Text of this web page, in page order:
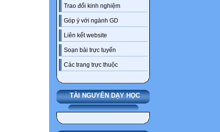
Trao đổi kinh nghiệm
Góp ý với ngành GD
Liên kết website
Soạn bài trực tuyến
Các trang trực thuộc
TÀI NGUYÊN DẠY HỌC